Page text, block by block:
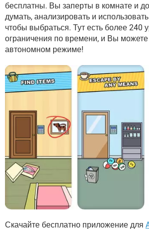
бесплатны. Вы заперты в комнате и
думать, анализировать и
чтобы выбраться. Тут есть более 240
ограничения по времени, и Вы можете
автономном режиме!
Скачайте бесплатно приложение для